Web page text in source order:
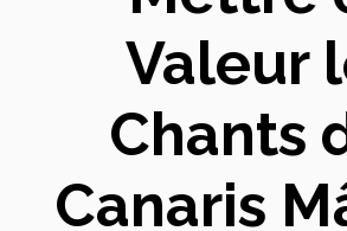
Valeur
Chants
Canaris